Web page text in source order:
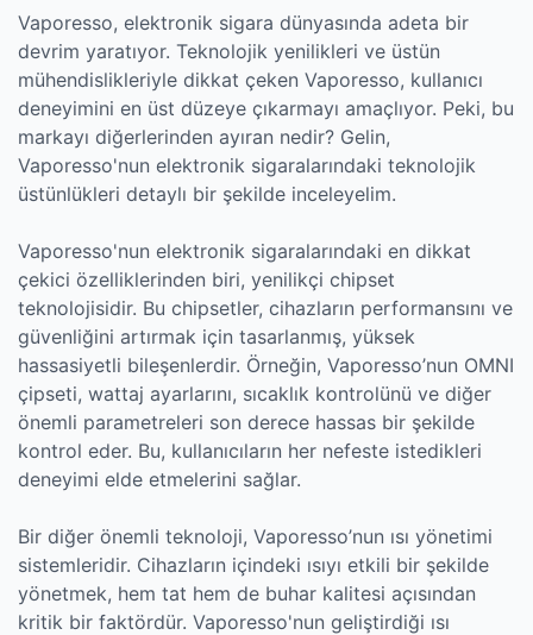
Vaporesso, elektronik sigara dünyasında adeta bir
devrim yaratıyor. Teknolojik yenilikleri ve üstün
mühendislikleriyle dikkat çeken Vaporesso, kullanıcı
deneyimini en üst düzeye çıkarmayı amaçlıyor. Peki, bu
markayı diğerlerinden ayıran nedir? Gelin,
Vaporesso'nun elektronik sigaralarındaki teknolojik
üstünlükleri detaylı bir şekilde inceleyelim.
Vaporesso'nun elektronik sigaralarındaki en dikkat
çekici özelliklerinden biri, yenilikçi chipset
teknolojisidir. Bu chipsetler, cihazların performansını ve
güvenliğini artırmak için tasarlanmış, yüksek
hassasiyetli bileşenlerdir. Örneğin, Vaporesso’nun OMNI
çipseti, wattaj ayarlarını, sıcaklık kontrolünü ve diğer
önemli parametreleri son derece hassas bir şekilde
kontrol eder. Bu, kullanıcıların her nefeste istedikleri
deneyimi elde etmelerini sağlar.
Bir diğer önemli teknoloji, Vaporesso’nun ısı yönetimi
sistemleridir. Cihazların içindeki ısıyı etkili bir şekilde
yönetmek, hem tat hem de buhar kalitesi açısından
kritik bir faktördür. Vaporesso'nun geliştirdiği ısı